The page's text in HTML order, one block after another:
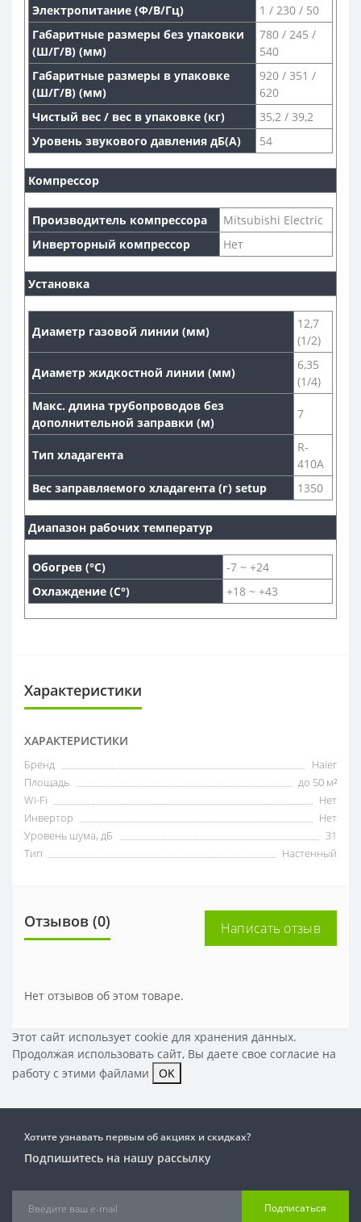
Электропитание (Ф/В/Гц)
1 / 230 / 50
Габаритные размеры без упаковки
(Ш/Г/В) (мм)
780 / 245 /
540
Габаритные размеры в упаковке
(Ш/Г/В) (мм)
920 / 351 /
620
Чистый вес / вес в упаковке (кг)
35,2 / 39,2
Уровень звукового давления дБ(А)
54
Компрессор
Производитель компрессора
Mitsubishi Electric
Инверторный компрессор
Нет
Установка
Диаметр газовой линии (мм)
12,7
(1/2)
Диаметр жидкостной линии (мм)
6,35
(1/4)
Макс. длина трубопроводов без
дополнительной заправки (м)
7
Тип хладагента
R-
410A
Вес заправляемого хладагента (г) setup
1350
Диапазон рабочих температур
Обогрев (°С)
-7 ~ +24
Охлаждение (С°)
+18 ~ +43
Характеристики
ХАРАКТЕРИСТИКИ
Бренд
Haier
Площадь
до 50 м²
Wi-Fi
Нет
Инвертор
Нет
Уровень шума, дБ
31
Тип
Настенный
Отзывов (0) Написать отзыв
Нет отзывов об этом товаре.
Этот сайт использует cookie для хранения данных.
Продолжая использовать сайт, Вы даете свое согласие на
работу с этими файлами
OK
Хотите узнавать первым об акциях и скидках?
Подпишитесь на нашу рассылку
Подписаться